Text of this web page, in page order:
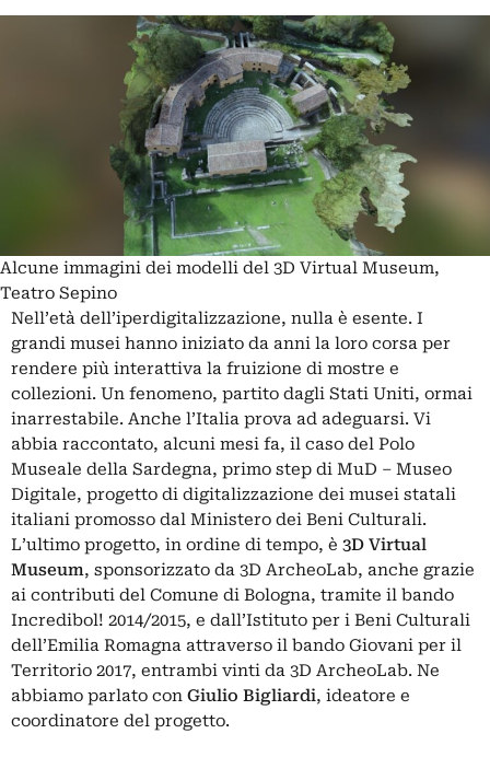
Alcune immagini dei modelli del 3D Virtual Museum,
Teatro Sepino
Nell’età dell’iperdigitalizzazione, nulla è esente. I
grandi musei hanno iniziato da anni la loro corsa per
rendere più interattiva la fruizione di mostre e
collezioni. Un fenomeno, partito dagli Stati Uniti, ormai
inarrestabile. Anche l’Italia prova ad adeguarsi. Vi
abbia raccontato, alcuni mesi fa, il caso del Polo
Museale della Sardegna, primo step di MuD – Museo
Digitale, progetto di digitalizzazione dei musei statali
italiani promosso dal Ministero dei Beni Culturali.
L’ultimo progetto, in ordine di tempo, è 3D Virtual
Museum, sponsorizzato da 3D ArcheoLab, anche grazie
ai contributi del Comune di Bologna, tramite il bando
Incredibol! 2014/2015, e dall’Istituto per i Beni Culturali
dell’Emilia Romagna attraverso il bando Giovani per il
Territorio 2017, entrambi vinti da 3D ArcheoLab. Ne
abbiamo parlato con Giulio Bigliardi, ideatore e
coordinatore del progetto.